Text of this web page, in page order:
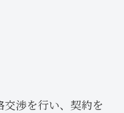
渉を行い、契約を